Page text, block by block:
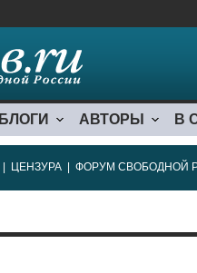
БЛОГИ АВТОРЫ В
ЦЕНЗУРА ФОРУМ СВОБОДНОЙ